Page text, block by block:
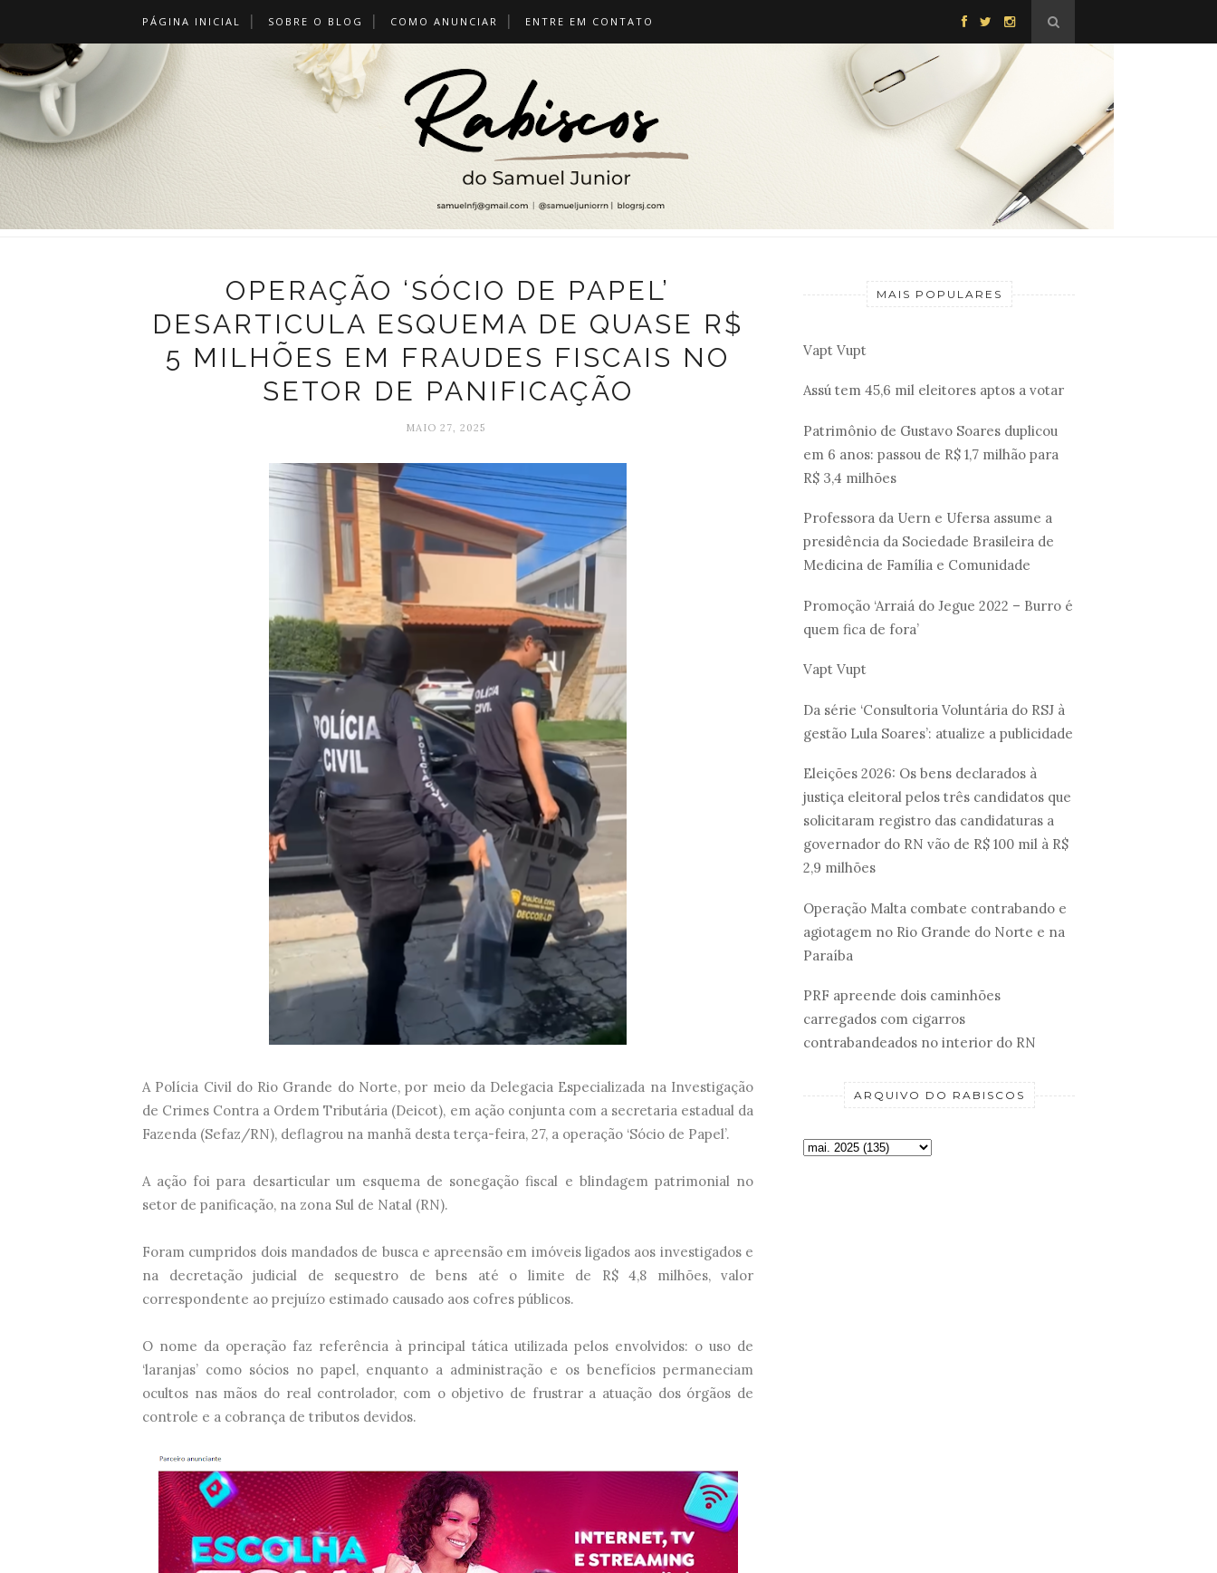
PÁGINA INICIAL SOBRE O BLOG COMO ANUNCIAR ENTRE EM CONTATO
OPERAÇÃO ‘SÓCIO DE PAPEL’
DESARTICULA ESQUEMA DE QUASE R$
5 MILHÕES EM FRAUDES FISCAIS NO
SETOR DE PANIFICAÇÃO
MAIO 27, 2025
A Polícia Civil do Rio Grande do Norte, por meio da Delegacia Especializada na Investigação
de Crimes Contra a Ordem Tributária (Deicot), em ação conjunta com a secretaria estadual da
Fazenda (Sefaz/RN), deflagrou na manhã desta terça-feira, 27, a operação ‘Sócio de Papel’.
A ação foi para desarticular um esquema de sonegação fiscal e blindagem patrimonial no
setor de panificação, na zona Sul de Natal (RN).
Foram cumpridos dois mandados de busca e apreensão em imóveis ligados aos investigados e
na decretação judicial de sequestro de bens até o limite de R$ 4,8 milhões, valor
correspondente ao prejuízo estimado causado aos cofres públicos.
O nome da operação faz referência à principal tática utilizada pelos envolvidos: o uso de
‘laranjas’ como sócios no papel, enquanto a administração e os benefícios permaneciam
ocultos nas mãos do real controlador, com o objetivo de frustrar a atuação dos órgãos de
controle e a cobrança de tributos devidos.
MAIS POPULARES
Vapt Vupt
Assú tem 45,6 mil eleitores aptos a votar
Patrimônio de Gustavo Soares duplicou
em 6 anos: passou de R$ 1,7 milhão para
R$ 3,4 milhões
Professora da Uern e Ufersa assume a
presidência da Sociedade Brasileira de
Medicina de Família e Comunidade
Promoção ‘Arraiá do Jegue 2022 – Burro é
quem fica de fora’
Vapt Vupt
Da série ‘Consultoria Voluntária do RSJ à
gestão Lula Soares’: atualize a publicidade
Eleições 2026: Os bens declarados à
justiça eleitoral pelos três candidatos que
solicitaram registro das candidaturas a
governador do RN vão de R$ 100 mil à R$
2,9 milhões
Operação Malta combate contrabando e
agiotagem no Rio Grande do Norte e na
Paraíba
PRF apreende dois caminhões
carregados com cigarros
contrabandeados no interior do RN
ARQUIVO DO RABISCOS